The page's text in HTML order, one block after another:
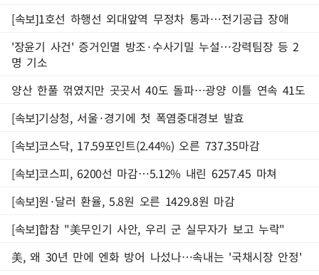
[속보]1호선 하행선 외대앞역 무정차 통과…전기공급 장애
'장윤기 사건' 증거인멸 방조·수사기밀 누설…강력팀장 등 2
명 기소
양산 한풀 꺾였지만 곳곳서 40도 돌파…광양 이틀 연속 41도
[속보]기상청, 서울·경기에 첫 폭염중대경보 발효
[속보]코스닥, 17.59포인트(2.44%) 오른 737.35마감
[속보]코스피, 6200선 마감…5.12% 내린 6257.45 마쳐
[속보]원·달러 환율, 5.8원 오른 1429.8원 마감
[속보]합참 "美무인기 사안, 우리 군 실무자가 보고 누락"
美, 왜 30년 만에 엔화 방어 나섰나…속내는 '국채시장 안정'